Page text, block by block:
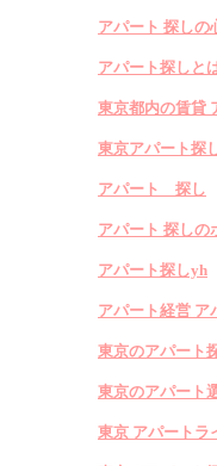
アパート 探しの
アパート探しと
東京都内の賃貸
東京アパート探
アパート 探し
アパート 探しの
アパート探しyh
アパート経営 ア
東京のアパート
東京のアパート
東京 アパートラ